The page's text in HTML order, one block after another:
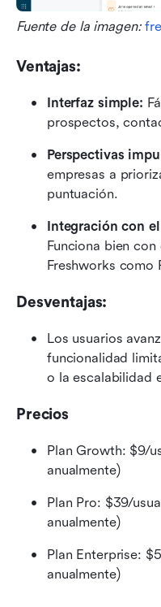
Fuente de la imagen:
Ventajas:
Interfaz simple:
prospectos,
Perspectivas
empresas a
puntuación.
Integración con
Funciona bien
Freshworks como
Desventajas:
Los usuarios
funcionalidad
o la escalabilidad
Precios
Plan Growth: $9/
anualmente)
Plan Pro: $39/
anualmente)
Plan Enterprise:
anualmente)